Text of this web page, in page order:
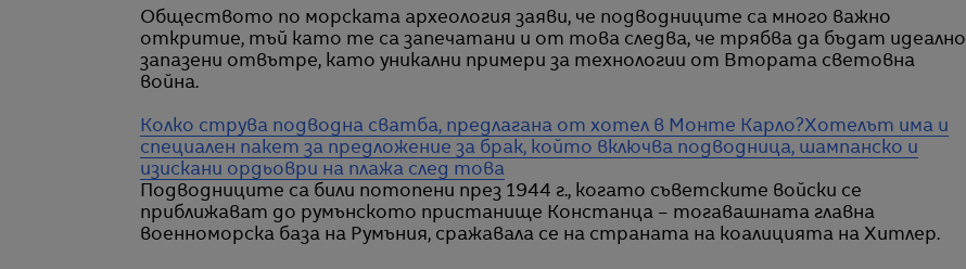
Обществото по морската археология заяви, че подводниците са много важно
откритие, тъй като те са запечатани и от това следва, че трябва да бъдат идеално
запазени отвътре, като уникални примери за технологии от Втората световна
война.
Колко струва подводна сватба, предлагана от хотел в Монте Карло?Хотелът има и
специален пакет за предложение за брак, който включва подводница, шампанско и
изискани ордьоври на плажа след това
Подводниците са били потопени през 1944 г., когато съветските войски се
приближават до румънското пристанище Констанца – тогавашната главна
военноморска база на Румъния, сражавала се на страната на коалицията на Хитлер.